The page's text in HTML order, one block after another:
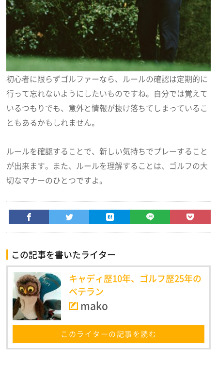
初心者に限らずゴルファーなら、ルールの確認は定期的に
行って忘れないようにしたいものですね。自分では覚えて
いるつもりでも、意外と情報が抜け落ちてしまっているこ
ともあるかもしれません。
ルールを確認することで、新しい気持ちでプレーすること
が出来ます。また、ルールを理解することは、ゴルフの大
切なマナーのひとつですよ。
この記事を書いたライター
キャディ歴10年、ゴルフ歴25年の
ベテラン
mako
このライターの記事を読む